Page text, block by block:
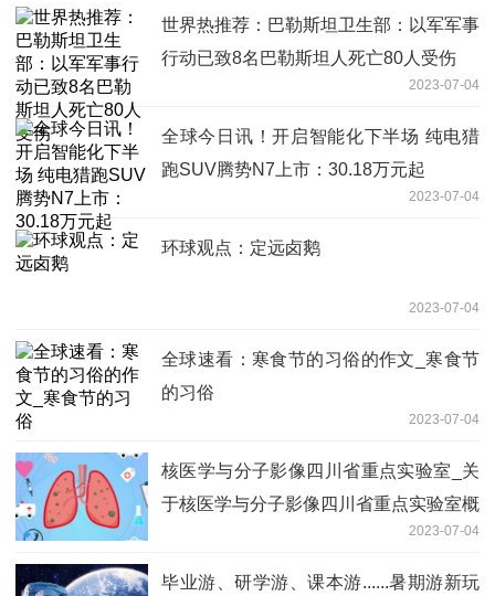
世界热推荐：巴勒斯坦卫生部：以军军事
行动已致8名巴勒斯坦人死亡80人受伤
2023-07-04
全球今日讯！开启智能化下半场 纯电猎
跑SUV腾势N7上市：30.18万元起
2023-07-04
环球观点：定远卤鹅
2023-07-04
全球速看：寒食节的习俗的作文_寒食节
的习俗
2023-07-04
核医学与分子影像四川省重点实验室_关
于核医学与分子影像四川省重点实验室概
2023-07-04
毕业游、研学游、课本游......暑期游新玩